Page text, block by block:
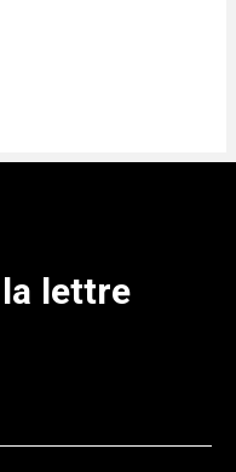
lettre